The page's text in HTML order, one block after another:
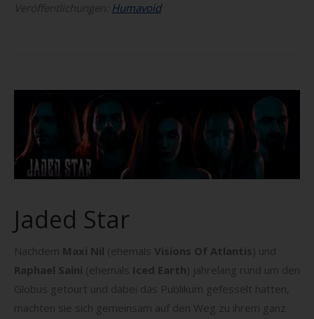
Veröffentlichungen: Humavoid
Jaded Star
Nachdem Maxi Nil (ehemals Visions Of Atlantis) und
Raphael Saini (ehemals Iced Earth) jahrelang rund um den
Globus getourt und dabei das Publikum gefesselt hatten,
machten sie sich gemeinsam auf den Weg zu ihrem ganz